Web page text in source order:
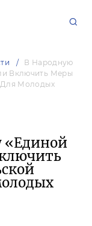
В Народную
Включить Меры
Для Молодых
«Единой